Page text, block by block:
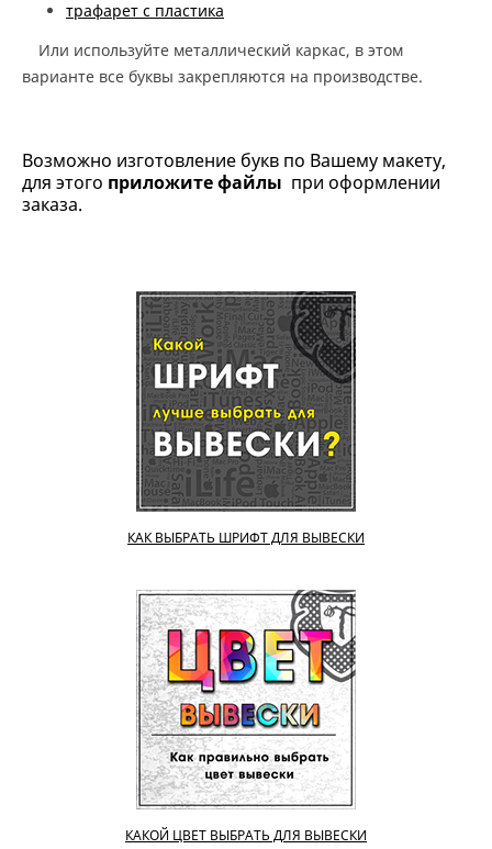
трафарет с пластика
Или используйте металлический каркас, в этом
варианте все буквы закрепляются на производстве.
Возможно изготовление букв по Вашему макету,
для этого приложите файлы при оформлении
заказа.
КАК ВЫБРАТЬ ШРИФТ ДЛЯ ВЫВЕСКИ
КАКОЙ ЦВЕТ ВЫБРАТЬ ДЛЯ ВЫВЕСКИ